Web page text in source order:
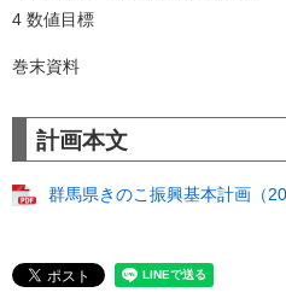
4 数値目標
巻末資料
計画本文
群馬県きのこ振興基本計画（